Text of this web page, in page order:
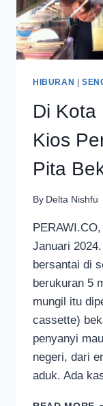
HIBURAN |
Di Kota
Kios
Pita
By Delta Nishfu
Januari
bersantai di
berukuran 5
mungil itu
cassette)
penyanyi
negeri, dari
aduk. Ada